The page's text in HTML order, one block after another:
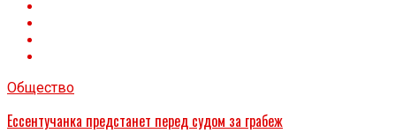
Общество
Ессентучанка предстанет перед судом за грабеж